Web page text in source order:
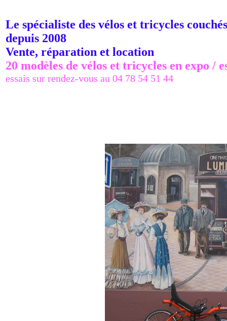
Le spécialiste des vélos et tricycles
depuis 2008
Vente, réparation et location
20 modèles de vélos et tricycles en expo /
essais sur rendez-vous au 04 78 54 51 44